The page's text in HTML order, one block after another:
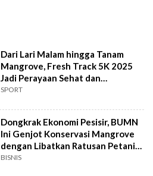
Dari Lari Malam hingga Tanam
Mangrove, Fresh Track 5K 2025
Jadi Perayaan Sehat dan
Berkelanjutan
SPORT
Dongkrak Ekonomi Pesisir, BUMN
Ini Genjot Konservasi Mangrove
dengan Libatkan Ratusan Petani
Lokal
BISNIS